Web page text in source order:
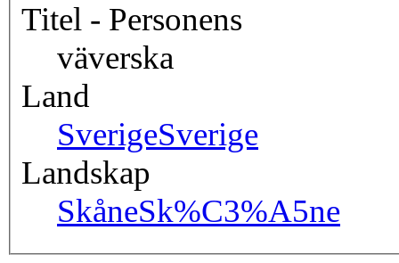
Titel - Personens
väverska
Land
SverigeSverige
Landskap
SkåneSk%C3%A5ne